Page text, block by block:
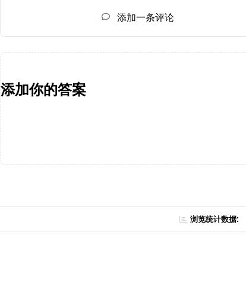
添加一条评论
添加你的答案
浏览统计数据: